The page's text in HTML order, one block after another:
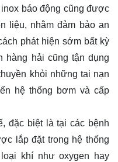
báo động cũng được
liệu, nhằm đảm bảo an
phát hiện sớm bất kỳ
hàng hải cũng tận dụng
khỏi những tai nạn
hệ thống bơm và cấp
đặc biệt là tại các bệnh
lắp đặt trong hệ thống
khí như oxygen hay